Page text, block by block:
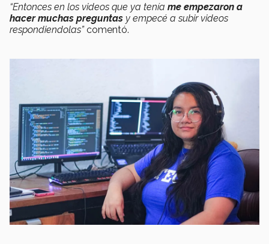
“Entonces en los videos que ya tenía me empezaron a
hacer muchas preguntas y empecé a subir videos
respondiendolas”comentó.